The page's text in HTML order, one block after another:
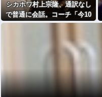
シカホワ村上宗隆、通訳なし
で普通に会話。コーチ「今10
段階で6ぐらい。来た時は0だ